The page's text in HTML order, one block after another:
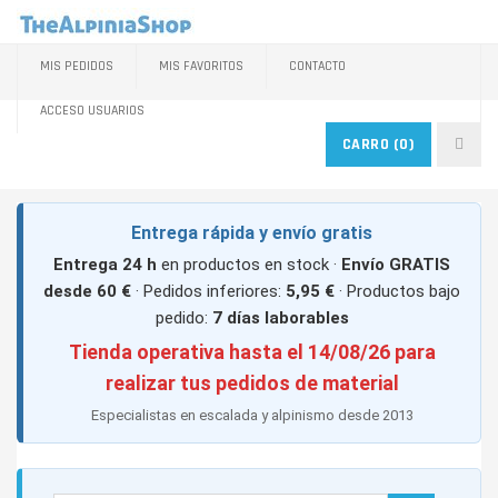
MIS PEDIDOS MIS FAVORITOS CONTACTO
ACCESO USUARIOS
CARRO (0)
Entrega rápida y envío gratis
Entrega 24 h en productos en stock · Envío GRATIS
desde 60 € · Pedidos inferiores: 5,95 € · Productos bajo
pedido: 7 días laborables
Tienda operativa hasta el 14/08/26 para
realizar tus pedidos de material
Especialistas en escalada y alpinismo desde 2013